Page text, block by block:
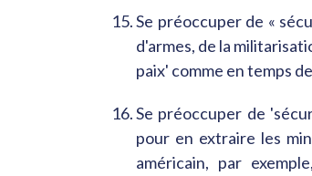
Se préoccuper de «
d'armes, de la
paix' comme en temps
Se préoccuper de
pour en extraire les
américain, par